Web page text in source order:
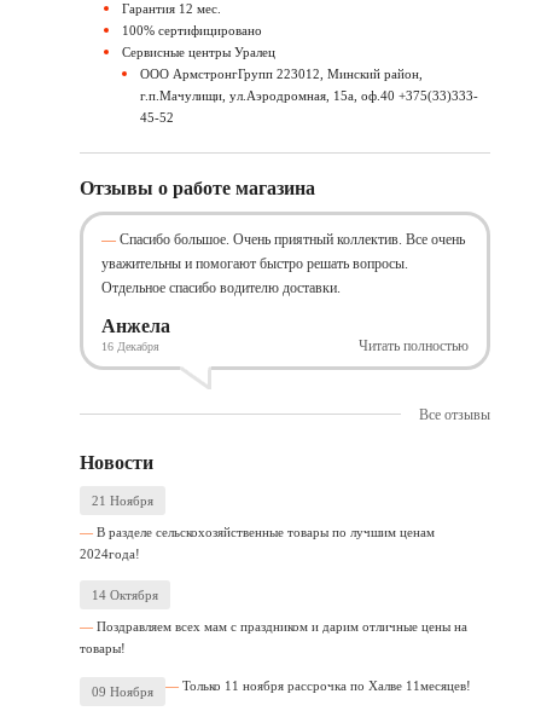
Гарантия 12 мес.
100% сертифицировано
Сервисные центры Уралец
ООО АрмстронгГрупп 223012, Минский район,
г.п.Мачулищи, ул.Аэродромная, 15а, оф.40 +375(33)333-
45-52
Отзывы о работе магазина
Спасибо большое. Очень приятный коллектив. Все очень
уважительны и помогают быстро решать вопросы.
Отдельное спасибо водителю доставки.
Анжела
16 Декабря Читать полностью
Все отзывы
Новости
21 Ноября
В разделе сельскохозяйственные товары по лучшим ценам
2024года!
14 Октября
Поздравляем всех мам с праздником и дарим отличные цены на
товары!
09 Ноября Только 11 ноября рассрочка по Халве 11месяцев!